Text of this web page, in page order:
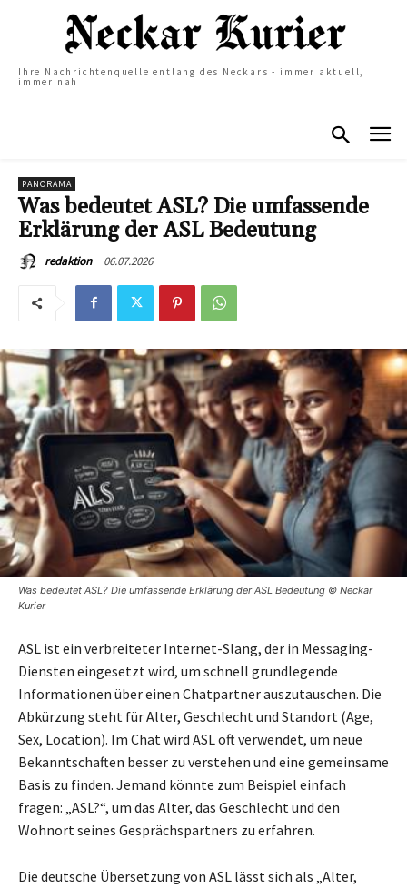
Ihre Nachrichtenquelle entlang des Neckars - immer aktuell,
immer nah
PANORAMA
Was bedeutet ASL? Die umfassende
Erklärung der ASL Bedeutung
redaktion 06.07.2026
Was bedeutet ASL? Die umfassende Erklärung der ASL Bedeutung © Neckar
Kurier
ASL ist ein verbreiteter Internet-Slang, der in Messaging-
Diensten eingesetzt wird, um schnell grundlegende
Informationen über einen Chatpartner auszutauschen. Die
Abkürzung steht für Alter, Geschlecht und Standort (Age,
Sex, Location). Im Chat wird ASL oft verwendet, um neue
Bekanntschaften besser zu verstehen und eine gemeinsame
Basis zu finden. Jemand könnte zum Beispiel einfach
fragen: „ASL?“, um das Alter, das Geschlecht und den
Wohnort seines Gesprächspartners zu erfahren.
Die deutsche Übersetzung von ASL lässt sich als „Alter,